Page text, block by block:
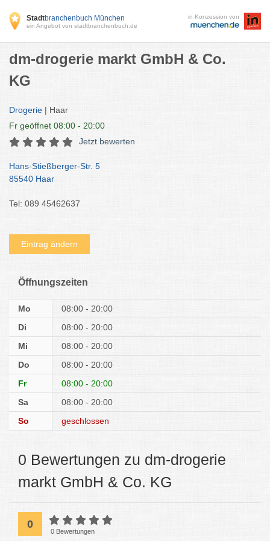
Stadtbranchenbuch München
ein Angebot von stadtbranchenbuch.de
in Konzession von
dm-drogerie markt GmbH & Co.
KG
Drogerie | Haar
Fr geöffnet 08:00 - 20:00
Jetzt bewerten
Hans-Stießberger-Str. 5
85540 Haar
Tel: 089 45462637
Eintrag ändern
Öffnungszeiten
Mo
08:00 - 20:00
Di
08:00 - 20:00
Mi
08:00 - 20:00
Do
08:00 - 20:00
Fr
08:00 - 20:00
Sa
08:00 - 20:00
So
geschlossen
0 Bewertungen zu dm-drogerie
markt GmbH & Co. KG
0
0 Bewertungen